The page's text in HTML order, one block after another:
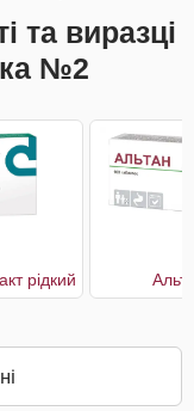
та виразці
№2
рідкий